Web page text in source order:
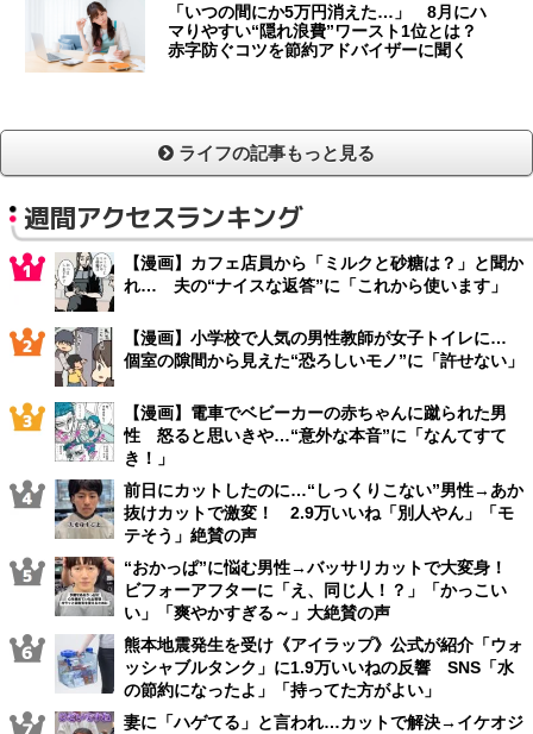
「いつの間にか5万円消えた…」 8月にハ
マりやすい“隠れ浪費”ワースト1位とは？
赤字防ぐコツを節約アドバイザーに聞く
ライフの記事もっと見る
週間アクセスランキング
【漫画】カフェ店員から「ミルクと砂糖は？」と聞か
れ… 夫の“ナイスな返答”に「これから使います」
【漫画】小学校で人気の男性教師が女子トイレに…
個室の隙間から見えた“恐ろしいモノ”に「許せない」
【漫画】電車でベビーカーの赤ちゃんに蹴られた男
性 怒ると思いきや…“意外な本音”に「なんてすて
き！」
前日にカットしたのに…“しっくりこない”男性→あか
抜けカットで激変！ 2.9万いいね「別人やん」「モ
テそう」絶賛の声
“おかっぱ”に悩む男性→バッサリカットで大変身！
ビフォーアフターに「え、同じ人！？」「かっこい
い」「爽やかすぎる～」大絶賛の声
熊本地震発生を受け《アイラップ》公式が紹介「ウォ
ッシャブルタンク」に1.9万いいねの反響 SNS「水
の節約になったよ」「持ってた方がよい」
妻に「ハゲてる」と言われ…カットで解決→イケオジ